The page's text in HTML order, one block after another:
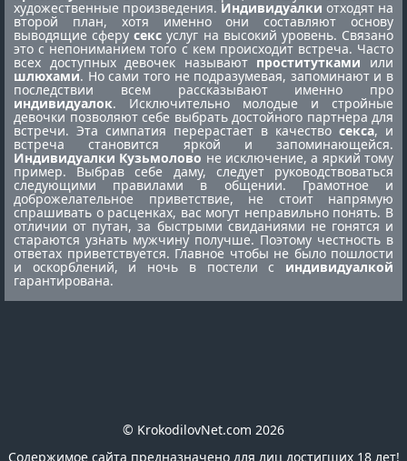
художественные произведения. Индивидуалки отходят на
второй план, хотя именно они составляют основу
выводящие сферусекс услуг на высокий уровень. Связано
это с непониманием того с кем происходит встреча. Часто
всех доступных девочек называют проститутками или
шлюхами. Но сами того не подразумевая, запоминают и в
последствии всем рассказывают именно про
индивидуалок. Исключительно молодые и стройные
девочки позволяют себе выбрать достойного партнера для
встречи. Эта симпатия перерастает в качество секса, и
встреча становится яркой и запоминающейся.
Индивидуалки Кузьмолово не исключение, а яркий тому
пример. Выбрав себе даму, следует руководствоваться
следующими правилами в общении. Грамотное и
доброжелательное приветствие, не стоит напрямую
спрашивать о расценках, вас могут неправильно понять. В
отличии от путан, за быстрыми свиданиями не гонятся и
стараются узнать мужчину получше. Поэтому честность в
ответах приветствуется. Главное чтобы не было пошлости
и оскорблений, и ночь в постели с индивидуалкой
гарантирована.
© KrokodilovNet.com 2026
Содержимое сайта предназначено для лиц достигших 18 лет!